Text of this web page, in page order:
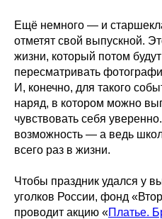
Ещё немного — и
отметят свой выпускной.
жизни, который потом
пересматривать
И, конечно, для такого
наряд, в котором можно
чувствовать себя
возможность — а ведь
всего раз в жизни.
Чтобы праздник удался у
уголков России, фонд
проводит акцию «Платье.